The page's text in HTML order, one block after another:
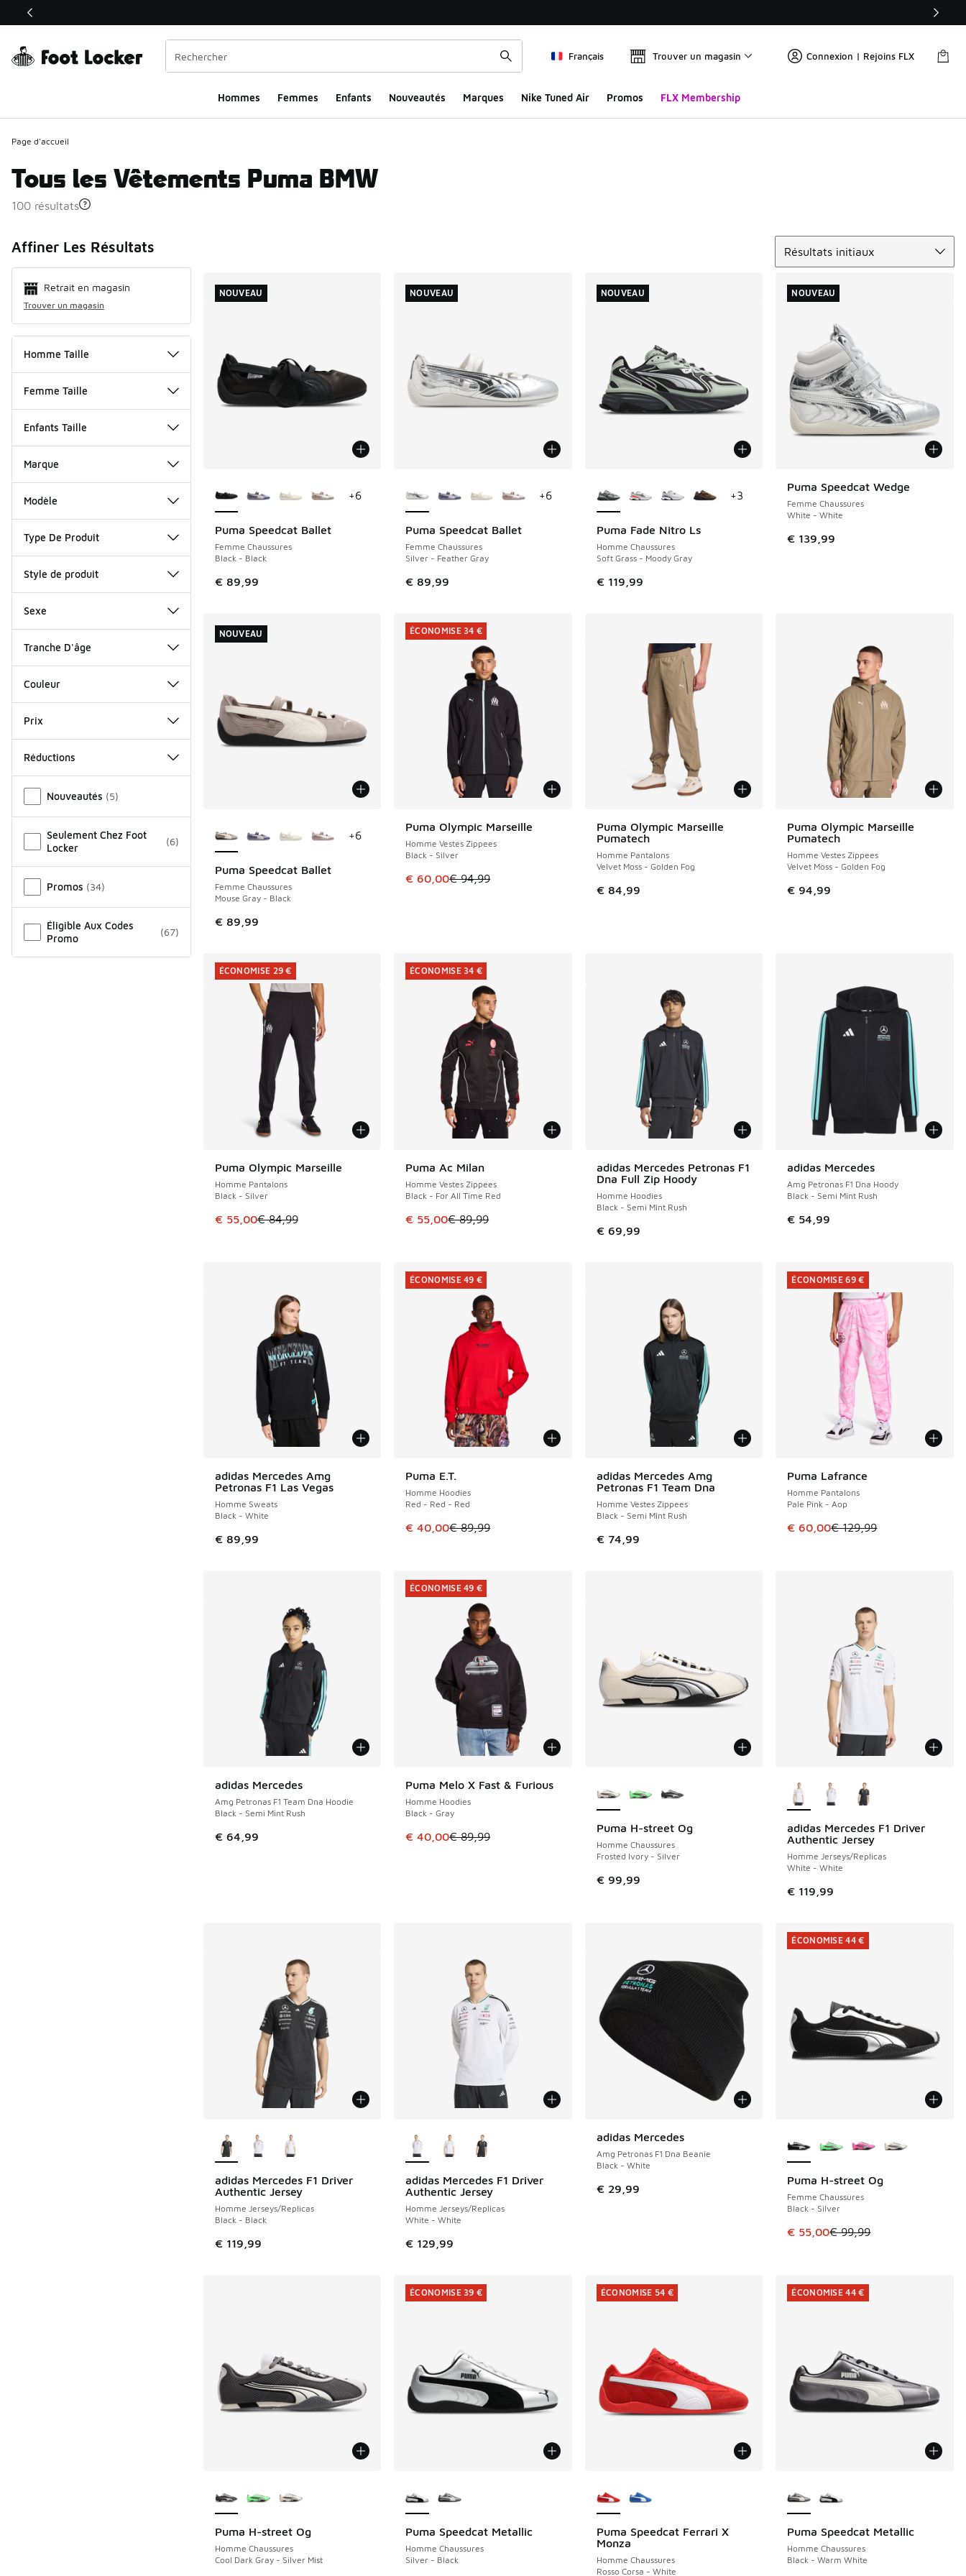
Ce lien ouvrira une nouvelle fenêtre
Français Trouver un magasin Connexion | Rejoins FLX
Hommes​ Femmes Enfants Nouveautés Marques Nike Tuned Air Promos FLX Membership
Page d'accueil
Tous les Vêtements Puma BMW
100 résultats
Affiner Les Résultats
Retrait en magasin
Trouver un magasin
Homme Taille
Femme Taille
Enfants Taille
Marque
Modèle
Type De Produit
Style de produit
Sexe
Tranche D'âge
Couleur
Prix
Réductions
Nouveautés (5)
Seulement Chez Foot
Locker
(6)
Promos (34)
Éligible Aux Codes
Promo
(67)
Résultats initiaux
Puma Speedcat Ballet
Femme Chaussures
Black - Black
€ 89,99
NOUVEAU
+6
NOUVEAU
Puma Speedcat Ballet
Femme Chaussures
Silver - Feather Gray
€ 89,99
NOUVEAU
+6
NOUVEAU
Puma Fade Nitro Ls
Homme Chaussures
Soft Grass - Moody Gray
€ 119,99
NOUVEAU
+3
NOUVEAU
Puma Speedcat Wedge
Femme Chaussures
White - White
€ 139,99
NOUVEAU
NOUVEAU
Puma Speedcat Ballet
Femme Chaussures
Mouse Gray - Black
€ 89,99
NOUVEAU
+6
NOUVEAU
Puma Olympic Marseille
Homme Vestes Zippees
Black - Silver
Cet article est en promotion. Prix en baisse de € 94,99 à € 60,00
€ 60,00€ 94,99
ÉCONOMISE 34 €
ÉCONOMISE 34 €
Puma Olympic Marseille
Pumatech
Homme Pantalons
Velvet Moss - Golden Fog
€ 84,99
Puma Olympic Marseille
Pumatech
Homme Vestes Zippees
Velvet Moss - Golden Fog
€ 94,99
Puma Olympic Marseille
Homme Pantalons
Black - Silver
Cet article est en promotion. Prix en baisse de € 84,99 à € 55,00
€ 55,00€ 84,99
ÉCONOMISE 29 €
ÉCONOMISE 29 €
Puma Ac Milan
Homme Vestes Zippees
Black - For All Time Red
Cet article est en promotion. Prix en baisse de € 89,99 à € 55,00
€ 55,00€ 89,99
ÉCONOMISE 34 €
ÉCONOMISE 34 €
adidas Mercedes Petronas F1
Dna Full Zip Hoody
Homme Hoodies
Black - Semi Mint Rush
€ 69,99
adidas Mercedes
Amg Petronas F1 Dna Hoody
Black - Semi Mint Rush
€ 54,99
adidas Mercedes Amg
Petronas F1 Las Vegas
Homme Sweats
Black - White
€ 89,99
Puma E.T.
Homme Hoodies
Red - Red - Red
Cet article est en promotion. Prix en baisse de € 89,99 à € 40,00
€ 40,00€ 89,99
ÉCONOMISE 49 €
ÉCONOMISE 49 €
adidas Mercedes Amg
Petronas F1 Team Dna
Homme Vestes Zippees
Black - Semi Mint Rush
€ 74,99
Puma Lafrance
Homme Pantalons
Pale Pink - Aop
Cet article est en promotion.
€ 60,00€ 129,99
ÉCONOMISE 69 €
ÉCONOMISE 69 €
adidas Mercedes
Amg Petronas F1 Team Dna Hoodie
Black - Semi Mint Rush
€ 64,99
Puma Melo X Fast & Furious
Homme Hoodies
Black - Gray
Cet article est en promotion. Prix en baisse de € 89,99 à € 40,00
€ 40,00€ 89,99
ÉCONOMISE 49 €
ÉCONOMISE 49 €
Puma H-street Og
Homme Chaussures
Frosted Ivory - Silver
€ 99,99
adidas Mercedes F1 Driver
Authentic Jersey
Homme Jerseys/Replicas
White - White
€ 119,99
adidas Mercedes F1 Driver
Authentic Jersey
Homme Jerseys/Replicas
Black - Black
€ 119,99
adidas Mercedes F1 Driver
Authentic Jersey
Homme Jerseys/Replicas
White - White
€ 129,99
adidas Mercedes
Amg Petronas F1 Dna Beanie
Black - White
€ 29,99
Puma H-street Og
Femme Chaussures
Black - Silver
Cet article est en promotion.
€ 55,00€ 99,99
ÉCONOMISE 44 €
ÉCONOMISE 44 €
Puma H-street Og
Homme Chaussures
Cool Dark Gray - Silver Mist
Puma Speedcat Metallic
Homme Chaussures
Silver - Black
ÉCONOMISE 39 €
ÉCONOMISE 39 €
Puma Speedcat Ferrari X
Monza
Homme Chaussures
Rosso Corsa - White
ÉCONOMISE 54 €
ÉCONOMISE 54 €
Puma Speedcat Metallic
Homme Chaussures
Black - Warm White
ÉCONOMISE 44 €
ÉCONOMISE 44 €